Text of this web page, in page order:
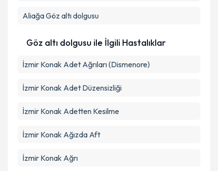
AliağaGöz altı dolgusu
Göz altı dolgusu ile İlgili Hastalıklar
İzmir Konak Adet Ağrıları (Dismenore)
İzmir Konak Adet Düzensizliği
İzmir Konak Adetten Kesilme
İzmir Konak Ağızda Aft
İzmir Konak Ağrı